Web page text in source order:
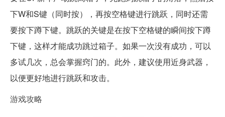
下W和S键（同时按），再按空格键进行跳跃，同时还需
要按下蹲下键。跳跃的关键是在按下空格键的瞬间按下蹲
下键，这样才能成功跳过箱子。如果一次没有成功，可以
多试几次，总会掌握窍门的。此外，建议使用近身武器，
以便更好地进行跳跃和攻击。
游戏攻略